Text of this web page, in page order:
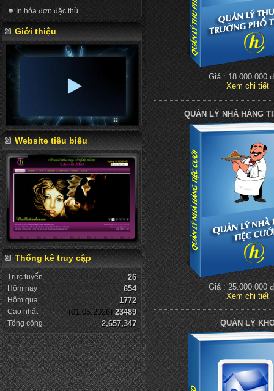
In hóa đơn đặc thù
Giới thiệu
Website tiêu biểu
Thống kê truy cập
Trực tuyến 26
Hôm nay 654
Hôm qua 1772
Cao nhất (01.05.2026)23489
Tổng cộng 2,657,347
Giá : 18.000.000
Xem chi tiết
QUẢN LÝ NHÀ HÀNG
Giá : 25.000.000
Xem chi tiết
QUẢN LÝ